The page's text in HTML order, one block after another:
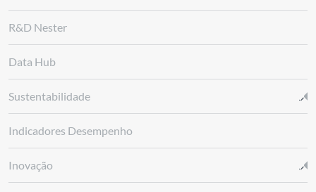
R&D Nester
Data Hub
Sustentabilidade
Indicadores Desempenho
Inovação